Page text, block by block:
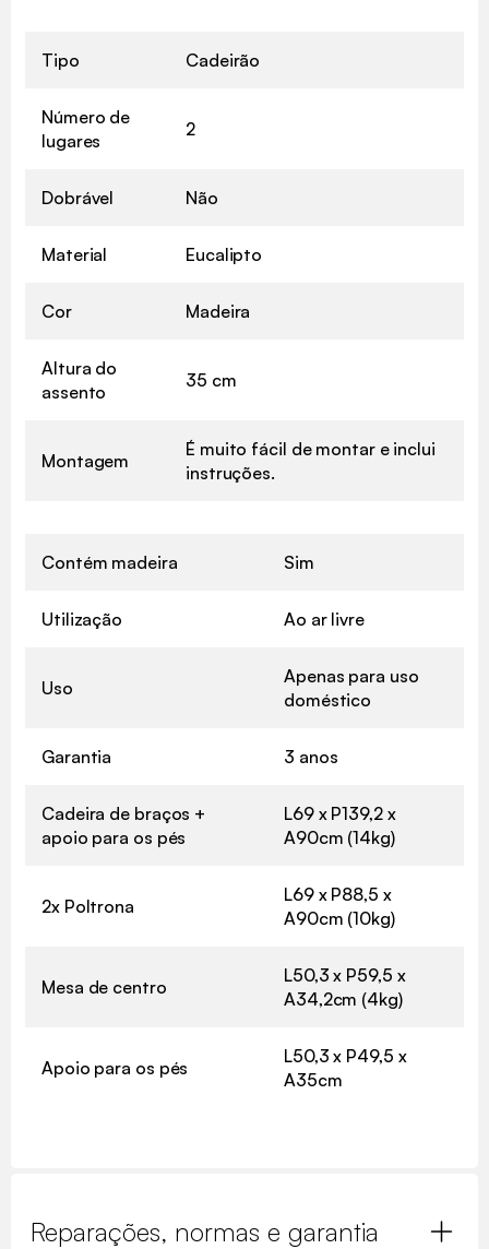
Tipo Cadeirão
Número de
lugares
2
Dobrável Não
Material Eucalipto
Cor Madeira
Altura do
assento
35 cm
Montagem
É muito fácil de montar e inclui
instruções.
Contém madeira Sim
Utilização Ao ar livre
Uso
Apenas para uso
doméstico
Garantia 3 anos
Cadeira de braços +
apoio para os pés
L69 x P139,2 x
A90cm (14kg)
2x Poltrona
L69 x P88,5 x
A90cm (10kg)
Mesa de centro
L50,3 x P59,5 x
A34,2cm (4kg)
Apoio para os pés
L50,3 x P49,5 x
A35cm
Reparações, normas e garantia